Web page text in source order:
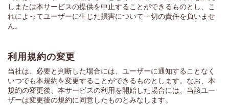
しまたは本サービスの提供を中止することができるものとし、こ
れによってユーザーに生じた損害について一切の責任を負いませ
ん。
利用規約の変更
当社は、必要と判断した場合には、ユーザーに通知することなく
いつでも本規約を変更することができるものとします。なお、本
規約の変更後、本サービスの利用を開始した場合には、当該ユー
ザーは変更後の規約に同意したものとみなします。